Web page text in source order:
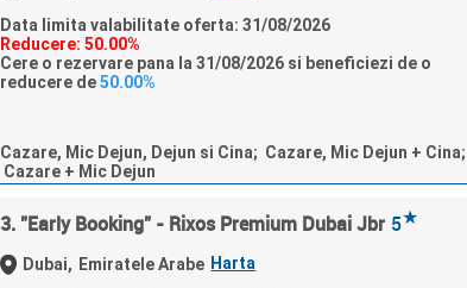
Data limita valabilitate oferta: 31/08/2026
Reducere: 50.00%
Cere o rezervare pana la 31/08/2026 si beneficiezi de o
reducere de50.00%
Cazare, Mic Dejun, Dejun si Cina; Cazare, Mic Dejun + Cina;
Cazare + Mic Dejun
3. "Early Booking" - Rixos Premium Dubai Jbr 5★
Dubai, Emiratele Arabe Harta